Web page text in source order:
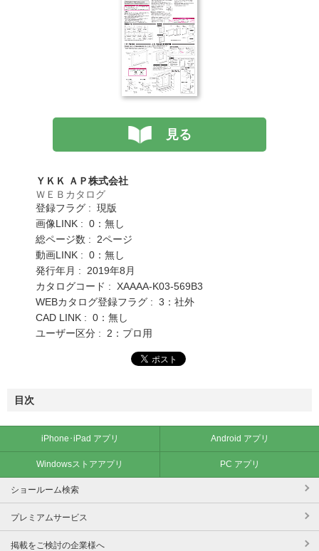
見る
ＹＫＫ ＡＰ株式会社
ＷＥＢカタログ
登録フラグ : 現版
画像LINK : 0：無し
総ページ数 : 2ページ
動画LINK : 0：無し
発行年月 : 2019年8月
カタログコード : XAAAA-K03-569B3
WEBカタログ登録フラグ : 3：社外
CAD LINK : 0：無し
ユーザー区分 : 2：プロ用
目次
iPhone･iPad アプリ Android アプリ
Windowsストアアプリ PC アプリ
ショールーム検索
プレミアムサービス
掲載をご検討の企業様へ